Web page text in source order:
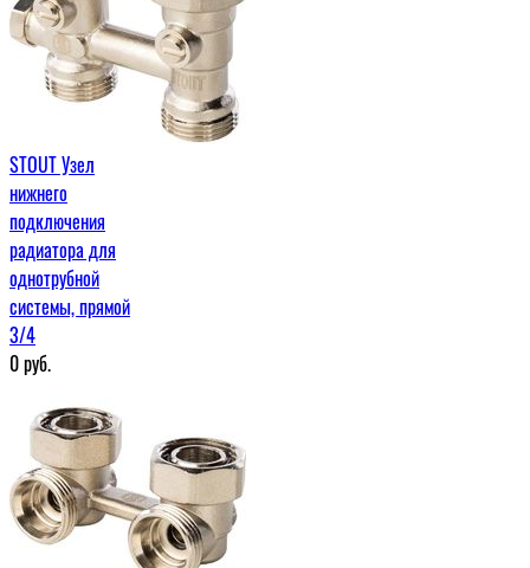
STOUT Узел
нижнего
подключения
радиатора для
однотрубной
системы, прямой
3/4
0руб.